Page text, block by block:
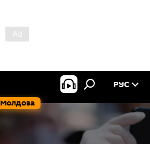
Молдова
РУС